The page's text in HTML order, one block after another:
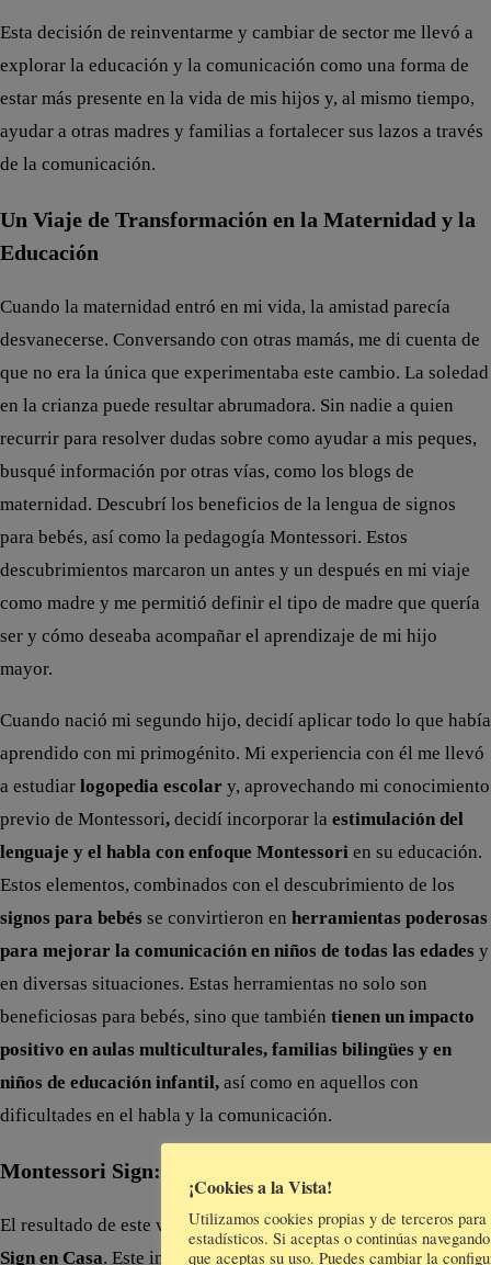
Esta decisión de reinventarme y cambiar de sector me llevó a
explorar la educación y la comunicación como una forma de
estar más presente en la vida de mis hijos y, al mismo tiempo,
ayudar a otras madres y familias a fortalecer sus lazos a través
de la comunicación.
Un Viaje de Transformación en la Maternidad y la
Educación
Cuando la maternidad entró en mi vida, la amistad parecía
desvanecerse. Conversando con otras mamás, me di cuenta de
que no era la única que experimentaba este cambio. La soledad
en la crianza puede resultar abrumadora. Sin nadie a quien
recurrir para resolver dudas sobre como ayudar a mis peques,
busqué información por otras vías, como los blogs de
maternidad. Descubrí los beneficios de la lengua de signos
para bebés, así como la pedagogía Montessori. Estos
descubrimientos marcaron un antes y un después en mi viaje
como madre y me permitió definir el tipo de madre que quería
ser y cómo deseaba acompañar el aprendizaje de mi hijo
mayor.
Cuando nació mi segundo hijo, decidí aplicar todo lo que había
aprendido con mi primogénito. Mi experiencia con él me llevó
a estudiar logopedia escolar y, aprovechando mi conocimiento
previo de Montessori, decidí incorporar la estimulación del
lenguaje y el habla con enfoque Montessori en su educación.
Estos elementos, combinados con el descubrimiento de los
signos para bebés se convirtieron en herramientas poderosas
para mejorar la comunicación en niños de todas las edades y
en diversas situaciones. Estas herramientas no solo son
beneficiosas para bebés, sino que también tienen un impacto
positivo en aulas multiculturales, familias bilingües y en
niños de educación infantil, así como en aquellos con
dificultades en el habla y la comunicación.
Montessori Sign: Un Método Único
El resultado de este viaje es mi propio método: Montessori
Sign en Casa. Este innovador enfoquecombina la
¡Cookies a la Vista!
Utilizamos cookies propias y de terceros para
estadísticos. Si aceptas o continúas
que aceptas su uso. Puedes cambiar la